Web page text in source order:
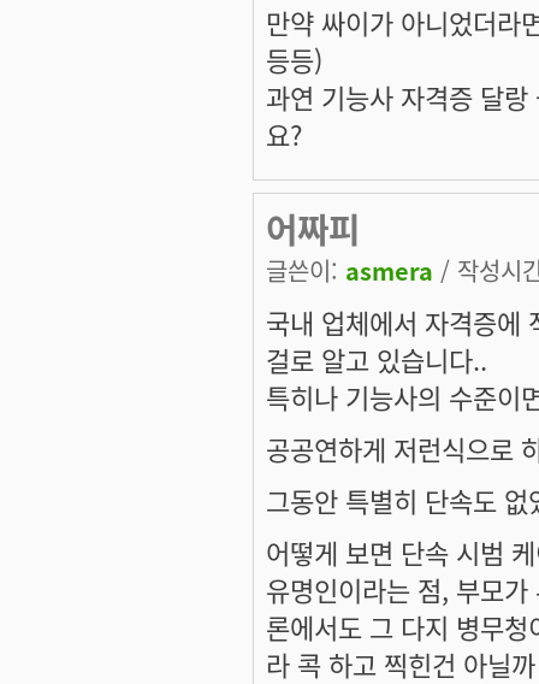
만약 싸이가 아니었더라
등등)
과연 기능사 자격증 달
요?
어짜피
글쓴이: asmera / 작성시
국내 업체에서 자격증에
걸로 알고 있습니다..
특히나 기능사의 수준이
공공연하게 저런식으로
그동안 특별히 단속도 없
어떻게 보면 단속 시범
유명인이라는 점, 부모
론에서도 그 다지 병무
라 콕 하고 찍힌건 아닐